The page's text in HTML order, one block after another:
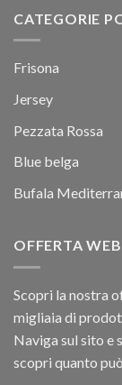
CATEGORIE
Frisona
Jersey
Pezzata Rossa
Blue belga
Bufala
OFFERTA
Scopri la nostra
migliaia di
Naviga sul sito e
scopri quanto